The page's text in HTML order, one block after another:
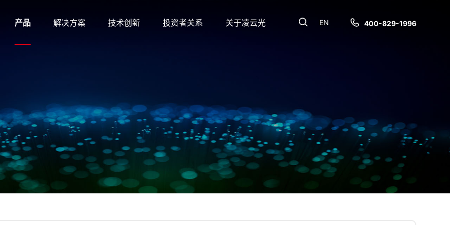
400-829-1996
EN
产品 解决方案 技术创新 投资者关系 关于凌云光